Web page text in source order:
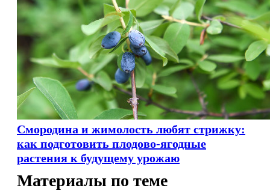
Смородина и жимолость любят стрижку:
как подготовить плодово-ягодные
растения к будущему урожаю
Материалы по теме